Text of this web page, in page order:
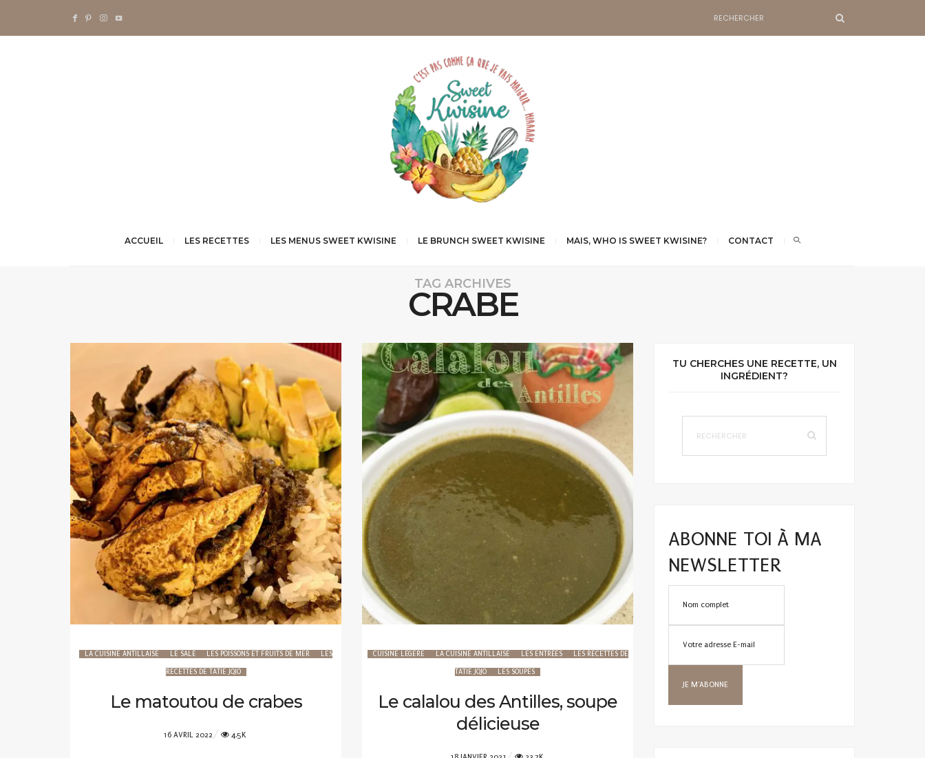
ACCUEIL LES RECETTES LES MENUS SWEET KWISINE LE BRUNCH SWEET KWISINE MAIS, WHO IS SWEET KWISINE? CONTACT
TAG ARCHIVES
CRABE
LA CUISINE ANTILLAISE LE SALÉ LES POISSONS ET FRUITS DE MER LES
RECETTES DE TATIE JOJO
Le matoutou de crabes
POSTED
16 AVRIL 2022 4.5K
CUISINE LÉGÈRE LA CUISINE ANTILLAISE LES ENTRÉES LES RECETTES DE
TATIE JOJO LES SOUPES
Le calalou des Antilles, soupe
délicieuse
POSTED
TU CHERCHES UNE RECETTE, UN
INGRÉDIENT?
ABONNE TOI À MA
NEWSLETTER